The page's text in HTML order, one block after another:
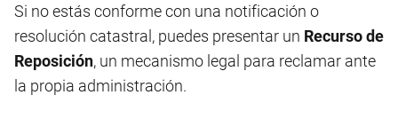
Si no estás conforme con una notificación o
resolución catastral, puedes presentar un Recurso de
Reposición, un mecanismo legal para reclamar ante
la propia administración.